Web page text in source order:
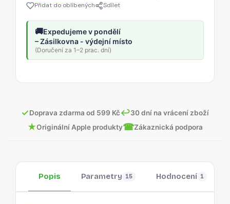
Přidat do oblíbených Sdílet
🚚Expedujeme v pondělí
– Zásilkovna - výdejní místo
(Doručení za 1–2 prac. dní)
✓Doprava zdarma od 599 Kč↩30 dní na vrácení zboží
★Originální Apple produkty☎Zákaznická podpora
Popis Parametry 15 Hodnocení 1